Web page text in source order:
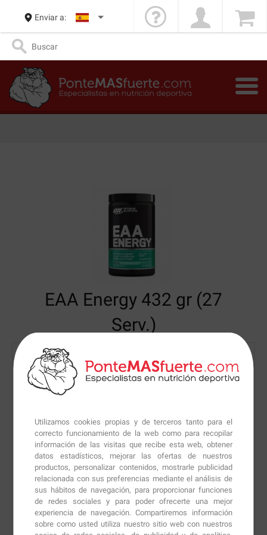
Utilizamos cookies propias y de terceros tanto para el
correcto funcionamiento de la web como para recopilar
información de las visitas que recibe esta web, obtener
datos estadísticos, mejorar las ofertas de nuestros
productos, personalizar contenidos, mostrarle publicidad
relacionada con sus preferencias mediante el análisis de
sus hábitos de navegación, para proporcionar funciones
de redes sociales y para poder ofrecerte una mejor
experiencia de navegación. Compartiremos información
sobre como usted utiliza nuestro sitio web con nuestros
Enviar a:
EAA Energy 432 gr (27
Serv.)